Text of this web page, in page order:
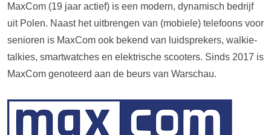
MaxCom (19 jaar actief) is een modern, dynamisch bedrijf
uit Polen. Naast het uitbrengen van (mobiele) telefoons voor
senioren is MaxCom ook bekend van luidsprekers, walkie-
talkies, smartwatches en elektrische scooters. Sinds 2017 is
MaxCom genoteerd aan de beurs van Warschau.